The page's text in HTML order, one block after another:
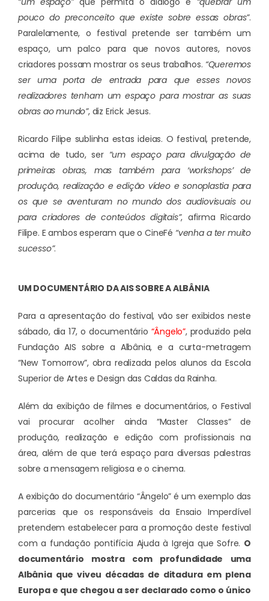
pouco do preconceito que existe sobre essas obras”.
Paralelamente, o festival pretende ser também um
espaço, um palco para que novos autores, novos
criadores possam mostrar os seus trabalhos. “Queremos
ser uma porta de entrada para que esses novos
realizadores tenham um espaço para mostrar as suas
obras ao mundo”, diz Erick Jesus.
Ricardo Filipe sublinha estas ideias. O festival, pretende,
acima de tudo, ser “um espaço para divulgação de
primeiras obras, mas também para ‘workshops’ de
produção, realização e edição vídeo e sonoplastia para
os que se aventuram no mundo dos audiovisuais ou
para criadores de conteúdos digitais”, afirma Ricardo
Filipe. E ambos esperam que o CineFé “venha a ter muito
sucesso”.
UM DOCUMENTÁRIO DA AIS SOBRE A ALBÂNIA
Para a apresentação do festival, vão ser exibidos neste
sábado, dia 17, o documentário “Ângelo”, produzido pela
Fundação AIS sobre a Albânia, e a curta-metragem
“New Tomorrow”, obra realizada pelos alunos da Escola
Superior de Artes e Design das Caldas da Rainha.
Além da exibição de filmes e documentários, o Festival
vai procurar acolher ainda “Master Classes” de
produção, realização e edição com profissionais na
área, além de que terá espaço para diversas palestras
sobre a mensagem religiosa e o cinema.
A exibição do documentário “Ângelo” é um exemplo das
parcerias que os responsáveis da Ensaio Imperdível
pretendem estabelecer para a promoção deste festival
com a fundação pontifícia Ajuda à Igreja que Sofre. O
documentário mostra com profundidade uma
Albânia que viveu décadas de ditadura em plena
Europa e que chegou a ser declarado como o único